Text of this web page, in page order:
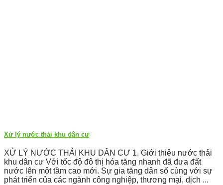
Xử lý nước thải khu dân cư
XỬ LÝ NƯỚC THẢI KHU DÂN CƯ 1. Giới thiệu nước thải
khu dân cư Với tốc độ đô thị hóa tăng nhanh đã đưa đất
nước lên một tầm cao mới. Sự gia tăng dân số cùng với sự
phát triển của các ngành công nghiệp, thương mại, dịch ...